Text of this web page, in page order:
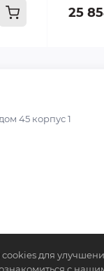
25
45 корпус 1
для